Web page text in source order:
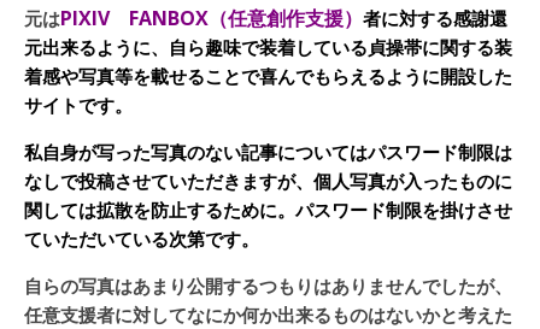
元はPIXIV FANBOX（任意創作支援） 者に対する感謝還
元出来るように、自ら趣味で装着している貞操帯に関する装
着感や写真等を載せることで喜んでもらえるように開設した
サイトです。
私自身が写った写真のない記事についてはパスワード制限は
なしで投稿させていただきますが、個人写真が入ったものに
関しては拡散を防止するために。パスワード制限を掛けさせ
ていただいている次第です。
自らの写真はあまり公開するつもりはありませんでしたが、
任意支援者に対してなにか何か出来るものはないかと考えた